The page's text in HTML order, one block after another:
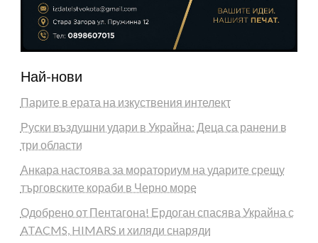
Най-нови
Парите в ерата на изкуствения интелект
Руски въздушни удари в Украйна: Деца са ранени в
три области
Анкара настоява за мораториум на ударите срещу
търговските кораби в Черно море
Одобрено от Пентагона! Ердоган спасява Украйна с
ATACMS, HIMARS и хиляди снаряди